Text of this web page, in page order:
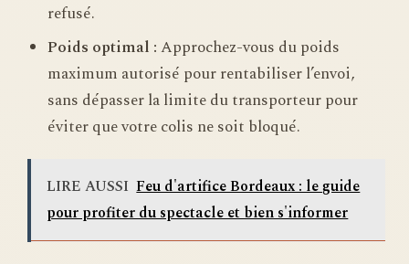
refusé.
Poids optimal :Approchez-vous du poids
maximum autorisé pour rentabiliser l’envoi,
sans dépasser la limite du transporteur pour
éviter que votre colis ne soit bloqué.
LIRE AUSSI Feu d'artifice Bordeaux : le guide
pour profiter du spectacle et bien s'informer